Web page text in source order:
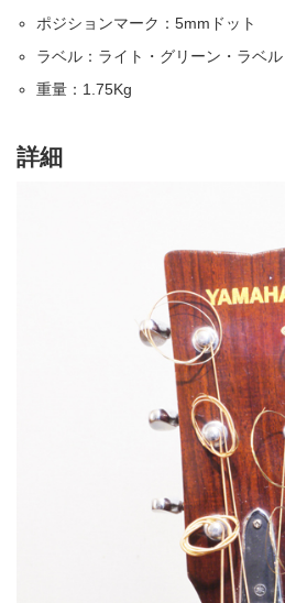
ポジションマーク：5mmドット
ラベル：ライト・グリーン・ラベル
重量：1.75Kg
詳細